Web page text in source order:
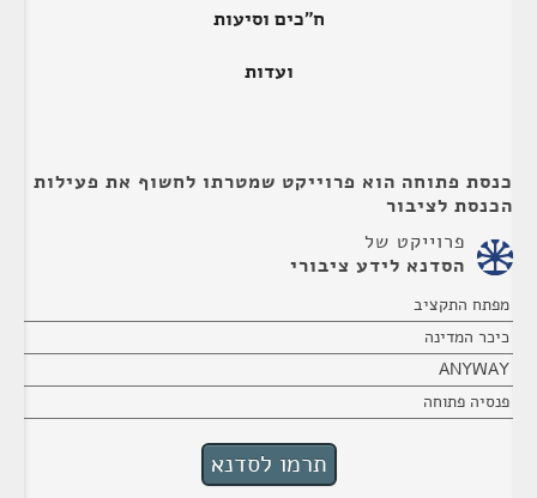
ח"כים וסיעות
ועדות
כנסת פתוחה הוא פרוייקט שמטרתו לחשוף את פעילות
הכנסת לציבור
פרוייקט של
הסדנא לידע ציבורי
מפתח התקציב
כיכר המדינה
ANYWAY
פנסיה פתוחה